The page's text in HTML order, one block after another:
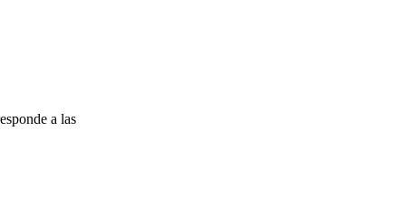
a las